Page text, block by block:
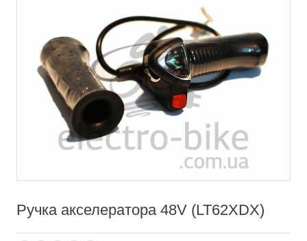
Ручка акселератора 48V (LT62XDX)